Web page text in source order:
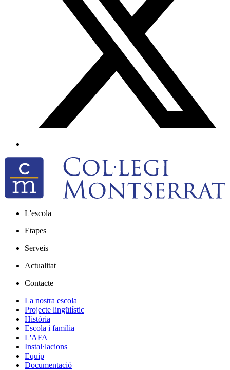
L'escola
Etapes
Serveis
Actualitat
Contacte
La nostra escola
Projecte lingüiístic
Història
Escola i família
L'AFA
Instal·lacions
Equip
Documentació